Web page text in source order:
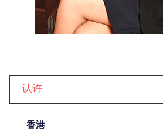
认许
香港